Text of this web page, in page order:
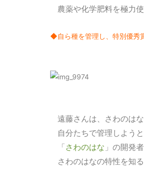
農薬や化学肥料を極力
◆自ら種を管理し、特別優秀
遠藤さんは、さわのは
自分たちで管理しよう
「さわのはな 」の開発
さわのはなの特性を知